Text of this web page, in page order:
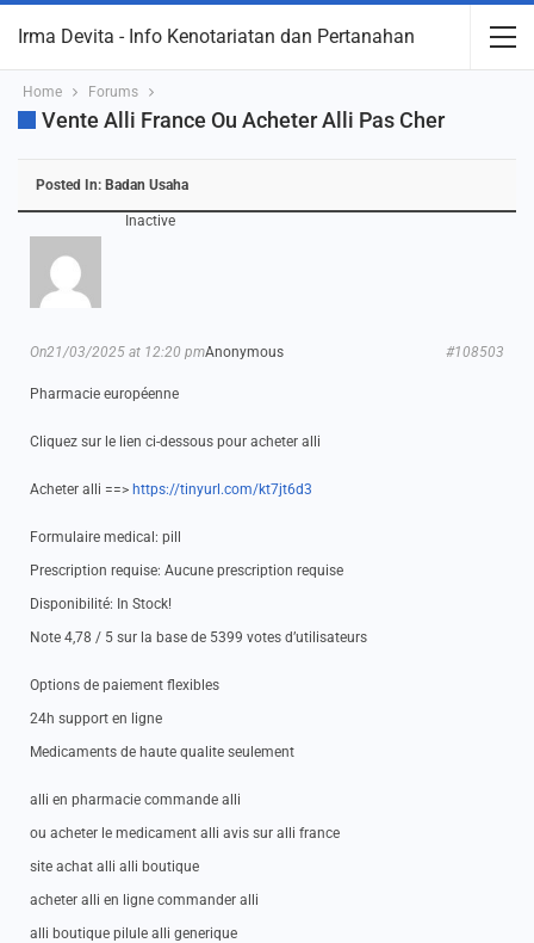
Irma Devita - Info Kenotariatan dan Pertanahan
Home Forums
Vente Alli France Ou Acheter Alli Pas Cher
Posted In: Badan Usaha
Inactive
Anonymous
On21/03/2025 at 12:20 pm #108503
Pharmacie européenne
Cliquez sur le lien ci-dessous pour acheter alli
Acheter alli ==> https://tinyurl.com/kt7jt6d3
Formulaire medical: pill
Prescription requise: Aucune prescription requise
Disponibilité: In Stock!
Note 4,78 / 5 sur la base de 5399 votes d’utilisateurs
Options de paiement flexibles
24h support en ligne
Medicaments de haute qualite seulement
alli en pharmacie commande alli
ou acheter le medicament alli avis sur alli france
site achat alli alli boutique
acheter alli en ligne commander alli
alli boutique pilule alli generique